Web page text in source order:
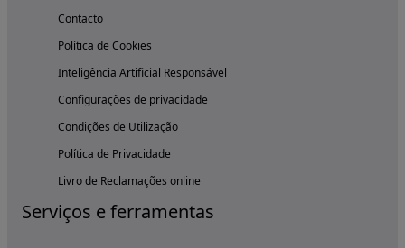
Contacto
Política de Cookies
Inteligência Artificial Responsável
Configurações de privacidade
Condições de Utilização
Política de Privacidade
Livro de Reclamações online
Serviços e ferramentas